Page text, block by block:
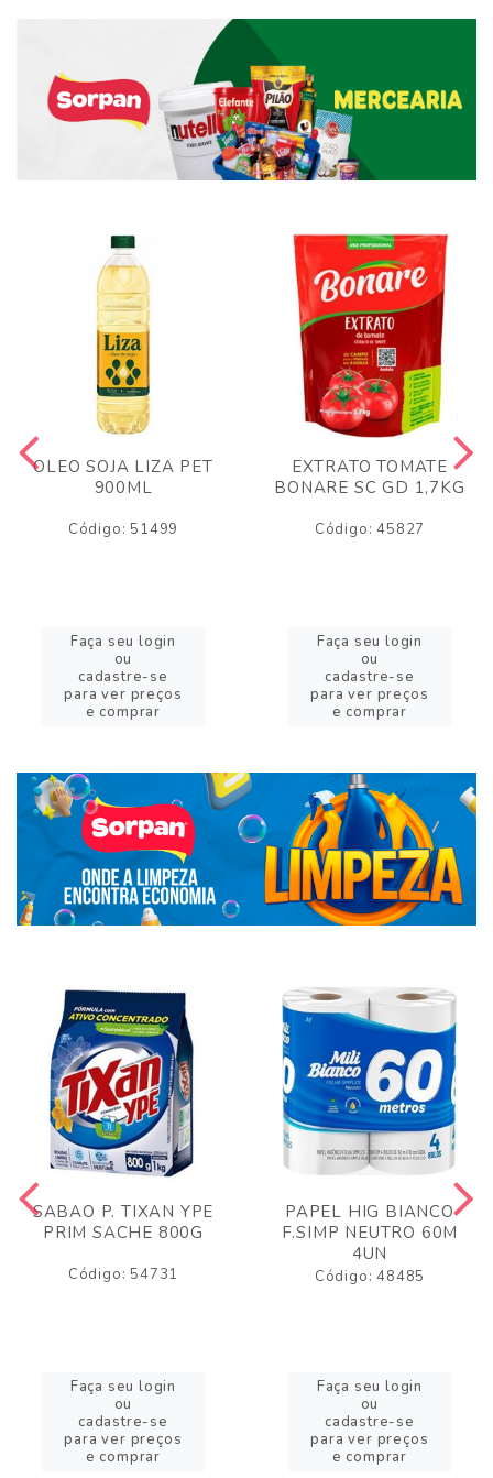
OLEO SOJA LIZA PET
900ML
Código: 51499
Faça seu login
ou
cadastre-se
para ver preços
e comprar
EXTRATO TOMATE
BONARE SC GD 1,7KG
Código: 45827
Faça seu login
ou
cadastre-se
para ver preços
e comprar
SABAO P. TIXAN YPE
PRIM SACHE 800G
Código: 54731
Faça seu login
ou
cadastre-se
para ver preços
e comprar
PAPEL HIG BIANCO
F.SIMP NEUTRO 60M
4UN
Código: 48485
Faça seu login
ou
cadastre-se
para ver preços
e comprar